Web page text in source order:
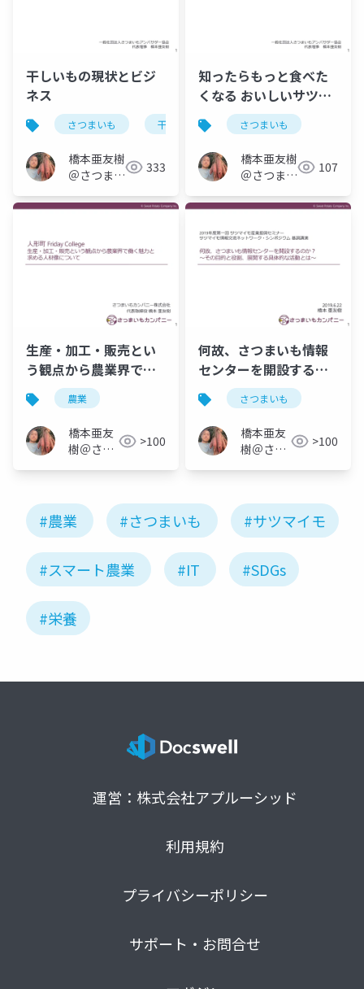
干しいもの現状とビジ
ネス
さつまいも 干しいも
橋本亜友樹
＠さつまい
333
知ったらもっと食べた
くなる おいしいサツマ
イモの世界さつまいも
橋本亜友樹
＠さつまい
107
生産・加工・販売とい
う観点から農業界で働
く魅力と求める人材像
について
農業
橋本亜友
樹＠さつ
>100
何故、さつまいも情報
センターを開設するの
か？～その目的と役
割、展開する具体的な
活動とは～
さつまいも
橋本亜友
樹＠さつ
>100
#農業 #さつまいも #サツマイモ
#スマート農業 #IT #SDGs
#栄養
運営：株式会社アプルーシッド
利用規約
プライバシーポリシー
サポート・お問合せ